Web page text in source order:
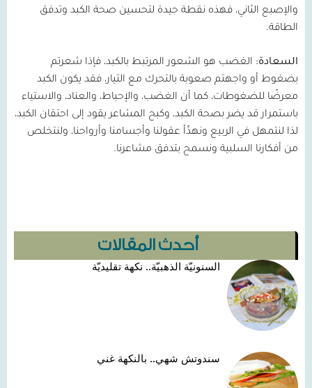
أحدث المقالات
السنونيّة الذهبيّة.. نكهة تقليديّة
سندوتش شهي.. بالنكهة غني
والإصبع الثاني، فهذه نقطة جيدة لتحسين صحة الكبد وتدفق
الطاقة.
السعادة: الغضب هو الشعور المرتبط بالكبد، فإذا شعرتم
بضغوط أو واجهتم صعوبة بالتحرك مع التيار، فقد يكون الكبد
معرضًا للضغوطات، كما أن الغضب، والإحباط، والعناد، والاستياء
باستمرار قد يضر بصحة الكبد، وكبح المشاعر يقود إلى احتقان الكبد،
لذا لنتمهل في الربيع ونهدِّأ عقولنا وأجسامنا وأرواحنا، ولنتخلص
من أفكارنا السلبية ونسمح بتدفق مشاعرنا.